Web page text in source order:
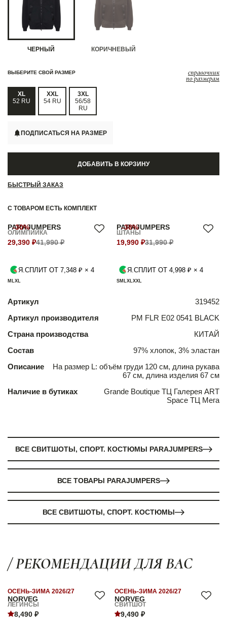
ЧЕРНЫЙ КОРИЧНЕВЫЙ
ВЫБЕРИТЕ СВОЙ РАЗМЕР справочник
по размерам
XL
52 RU
XXL
54 RU
3XL
56/58
RU
ПОДПИСАТЬСЯ НА РАЗМЕР
ДОБАВИТЬ В КОРЗИНУ
БЫСТРЫЙ ЗАКАЗ
С ТОВАРОМ ЕСТЬ КОМПЛЕКТ
-30%
PARAJUMPERS
ОЛИМПИЙКА
29,390 ₽41,990 ₽
Я.СПЛИТ ОТ 7,348 ₽ × 4
M LXL
-38%
PARAJUMPERS
ШТАНЫ
19,990 ₽31,990 ₽
Я.СПЛИТ ОТ 4,998 ₽ × 4
SM LXLXXL
Артикул
319452
Артикул производителя
PM FLR E02 0541 BLACK
Страна производства
КИТАЙ
Состав
97% хлопок, 3% эластан
Описание
На размер L: объём груди 120 см, длина рукава
67 см, длина изделия 67 см
Наличие в бутиках
Grande Boutique ТЦ Галерея ART
Space ТЦ Мега
ВСЕ СВИТШОТЫ, СПОРТ. КОСТЮМЫ PARAJUMPERS
ВСЕ ТОВАРЫ PARAJUMPERS
ВСЕ СВИТШОТЫ, СПОРТ. КОСТЮМЫ
/ РЕКОМЕНДАЦИИ ДЛЯ ВАС
NORVEG
ОСЕНЬ-ЗИМА 2026/27
ЛЕГИНСЫ
8,490 ₽
NORVEG
ОСЕНЬ-ЗИМА 2026/27
СВИТШОТ
9,490 ₽